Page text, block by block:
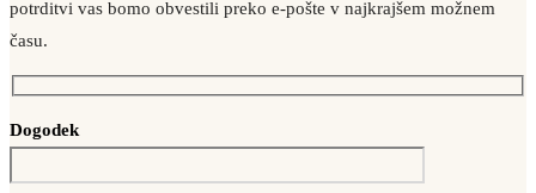
potrditvi vas bomo obvestili preko e-pošte v najkrajšem možnem
času.
Dogodek